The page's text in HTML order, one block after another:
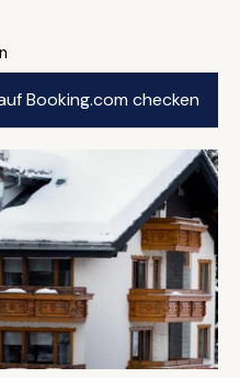
Booking.com checken